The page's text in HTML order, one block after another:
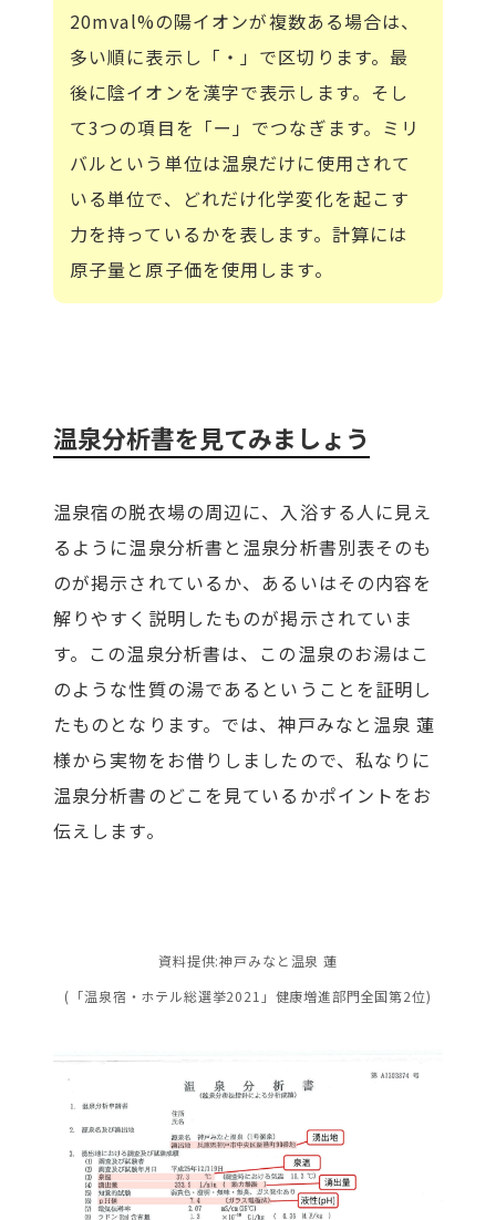
20mval%の陽イオンが複数ある場合は、
多い順に表示し「・」で区切ります。最
後に陰イオンを漢字で表示します。そし
て3つの項目を「ー」でつなぎます。ミリ
バルという単位は温泉だけに使用されて
いる単位で、どれだけ化学変化を起こす
力を持っているかを表します。計算には
原子量と原子価を使用します。
温泉分析書を見てみましょう
温泉宿の脱衣場の周辺に、入浴する人に見え
るように温泉分析書と温泉分析書別表そのも
のが掲示されているか、あるいはその内容を
解りやすく説明したものが掲示されていま
す。この温泉分析書は、この温泉のお湯はこ
のような性質の湯であるということを証明し
たものとなります。では、神戸みなと温泉 蓮
様から実物をお借りしましたので、私なりに
温泉分析書のどこを見ているかポイントをお
伝えします。
資料提供:神戸みなと温泉 蓮
(「温泉宿・ホテル総選挙2021」健康増進部門全国第2位)